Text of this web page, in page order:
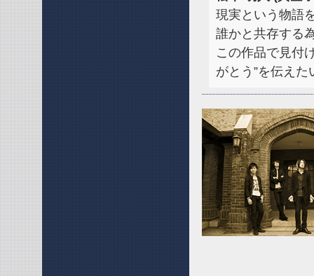
現実という物語
誰かと共存する
この作品で見付
がとう”を伝えた